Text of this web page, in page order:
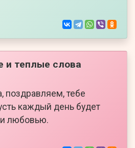
и теплые слова
поздравляем, тебе
каждый день будет
любовью.